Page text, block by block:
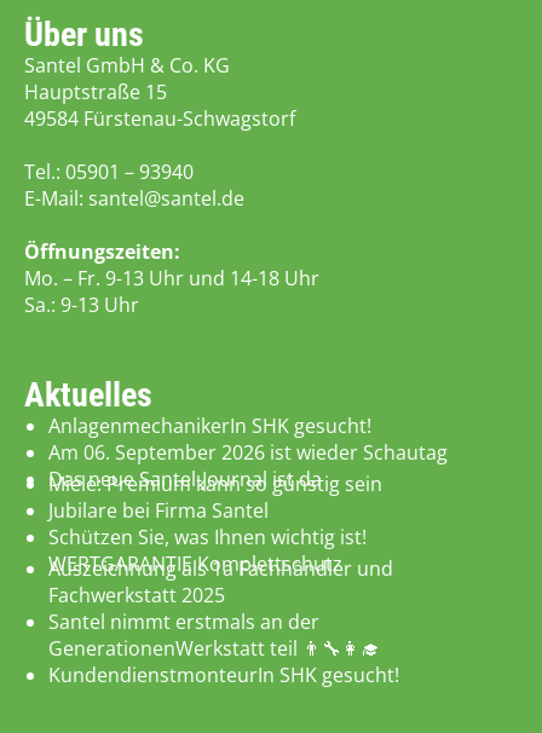
Über uns
Santel GmbH & Co. KG
Hauptstraße 15
49584 Fürstenau-Schwagstorf
Tel.: 05901 – 93940
E-Mail: santel@santel.de
Öffnungszeiten:
Mo. – Fr. 9-13 Uhr und 14-18 Uhr
Sa.: 9-13 Uhr
Aktuelles
AnlagenmechanikerIn SHK gesucht!
Am 06. September 2026 ist wieder Schautag
Das neue Santel-Journal ist da
Miele: Premium kann so günstig sein
Jubilare bei Firma Santel
Schützen Sie, was Ihnen wichtig ist!
WERTGARANTIE Komplettschutz
Auszeichnung als 1a Fachhändler und
Fachwerkstatt 2025
Santel nimmt erstmals an der
GenerationenWerkstatt teil 👨‍🔧👩‍🎓
KundendienstmonteurIn SHK gesucht!